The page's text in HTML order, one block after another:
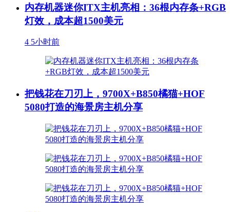
内存机器迷你ITX主机亮相：36根内存条+RGB
灯效，成本超1500美元
4 5小时前
把钱花在刀刃上，9700X+B850橘猫+HOF
5080打造的海景房主机分享